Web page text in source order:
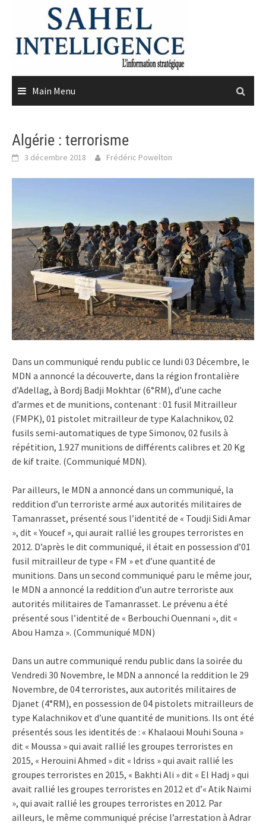
content
Main Menu
Algérie : terrorisme
3 décembre 2018 Frédéric Powelton
Dans un communiqué rendu public ce lundi 03 Décembre, le
MDN a annoncé la découverte, dans la région frontalière
d’Adellag, à Bordj Badji Mokhtar (6°RM), d’une cache
d’armes et de munitions, contenant : 01 fusil Mitrailleur
(FMPK), 01 pistolet mitrailleur de type Kalachnikov, 02
fusils semi-automatiques de type Simonov, 02 fusils à
répétition, 1.927 munitions de différents calibres et 20 Kg
de kif traite. (Communiqué MDN).
Par ailleurs, le MDN a annoncé dans un communiqué, la
reddition d’un terroriste armé aux autorités militaires de
Tamanrasset, présenté sous l’identité de « Toudji Sidi Amar
», dit « Youcef », qui aurait rallié les groupes terroristes en
2012. D’après le dit communiqué, il était en possession d’01
fusil mitrailleur de type « FM » et d’une quantité de
munitions. Dans un second communiqué paru le même jour,
le MDN a annoncé la reddition d’un autre terroriste aux
autorités militaires de Tamanrasset. Le prévenu a été
présenté sous l’identité de « Berbouchi Ouennani », dit «
Abou Hamza ». (Communiqué MDN)
Dans un autre communiqué rendu public dans la soirée du
Vendredi 30 Novembre, le MDN a annoncé la reddition le 29
Novembre, de 04 terroristes, aux autorités militaires de
Djanet (4°RM), en possession de 04 pistolets mitrailleurs de
type Kalachnikov et d’une quantité de munitions. Ils ont été
présentés sous les identités de : « Khalaoui Mouhi Souna »
dit « Moussa » qui avait rallié les groupes terroristes en
2015, « Herouini Ahmed » dit « Idriss » qui avait rallié les
groupes terroristes en 2015, « Bakhti Ali » dit « El Hadj » qui
avait rallié les groupes terroristes en 2012 et d’« Atik Naïmi
», qui avait rallié les groupes terroristes en 2012. Par
ailleurs, le même communiqué précise l’arrestation à Adrar